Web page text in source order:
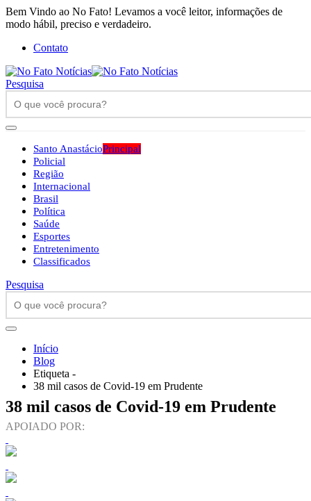
Bem Vindo ao No Fato! Levamos a você leitor, informações de
modo hábil, preciso e verdadeiro.
Contato
Pesquisa
Santo AnastácioPrincipal
Policial
Região
Internacional
Brasil
Política
Saúde
Esportes
Entretenimento
Classificados
Pesquisa
Início
Blog
Etiqueta -
38 mil casos de Covid-19 em Prudente
38 mil casos de Covid-19 em Prudente
APOIADO POR: